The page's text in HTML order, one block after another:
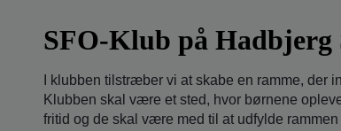
SFO-Klub på Hadbjerg
I klubben tilstræber vi at skabe en ramme, der
Klubben skal være et sted, hvor børnene
fritid og de skal være med til at udfylde